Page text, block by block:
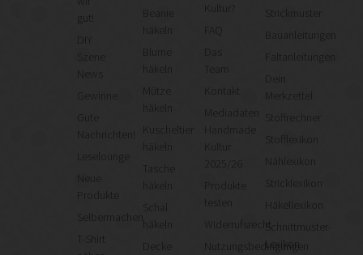
gut!
News
Gute
Nachrichten!
Leselounge
Neue
Produkte
Selbermachen
T-Shirt
häkeln
häkeln
Mütze
häkeln
Kuscheltier
häkeln
Tasche
häkeln
Kultur?
Team
Kontakt
Mediadaten
Kultur
2025/26
Produkte
testen
Widerrufsrecht
Nutzungsbedingungen
Strickmuster
Bauanleitungen
Faltanleitungen
Merkzettel
Stoffrechner
Stofflexikon
Nählexikon
Stricklexikon
Häkellexikon
Schnittmuster-
Lexikon